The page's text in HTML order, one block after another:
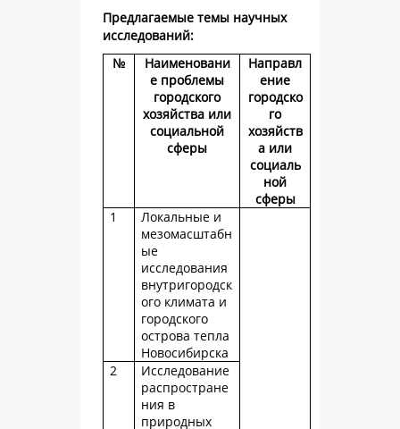
Предлагаемые темы научных
исследований:
№
Наименовани
е проблемы
городского
хозяйства или
социальной
сферы
Направл
ение
городско
го
хозяйств
а или
социаль
ной
сферы
1
Локальные и
мезомасштабн
ые
исследования
внутригородск
ого климата и
городского
острова тепла
Новосибирска
2
Исследование
распростране
ния в
природных